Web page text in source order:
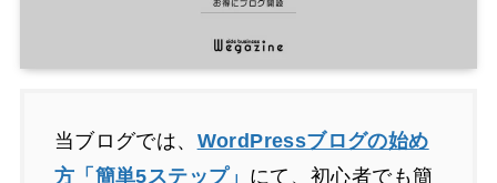
当ブログでは、 WordPressブログの始め
方「簡単5ステップ」 にて、初心者でも簡